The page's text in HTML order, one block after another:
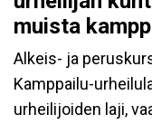
muista
Alkeis- ja
Kamppailu-
urheilijoiden laji,